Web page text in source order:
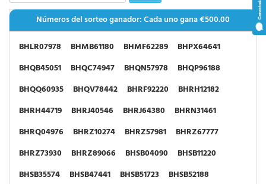
Números del sorteo ganador: Cada uno gana€500.00
BHLR07978
BHMB61180 BHMF62289
BHPX64641
BHQB45051
BHQC74947 BHQN57978
BHQP96188
BHQQ60935
BHQV78442 BHRF92220
BHRH12182
BHRH44719
BHRJ40546 BHRJ64380
BHRN31461
BHRQ04976
BHRZ10274 BHRZ57981
BHRZ67777
BHRZ73930
BHRZ89066 BHSB04090
BHSB11220
BHSB35574
BHSB47441 BHSB51723
BHSB52188